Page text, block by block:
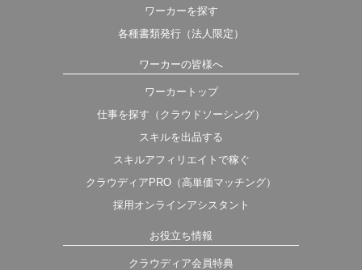
ワーカーを探す
各種書類発行（法人限定）
ワーカーの皆様へ
ワーカートップ
仕事を探す（クラウドソーシング）
スキルを出品する
スキルアフィリエイトで稼ぐ
クラウディアPRO（高単価マッチング）
採用オンラインアシスタント
お役立ち情報
クラウディア会員特典